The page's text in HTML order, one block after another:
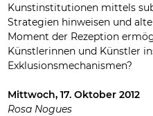
Kunstinstitutionen mittels
Strategien hinweisen und
Moment der Rezeption
Künstlerinnen und Künstler
Exklusionsmechanismen?
Mittwoch,17. Oktober 2012
Rosa Nogues